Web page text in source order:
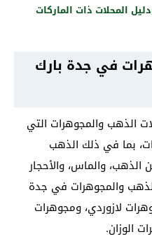
المحلات ذات الماركات
في جدة بارك
الذهب والمجوهرات التي
بما في ذلك الذهب
الذهب، والماس، والأحجار
الذهب والمجوهرات في جدة
لازوردي، ومجوهرات
الوزان.